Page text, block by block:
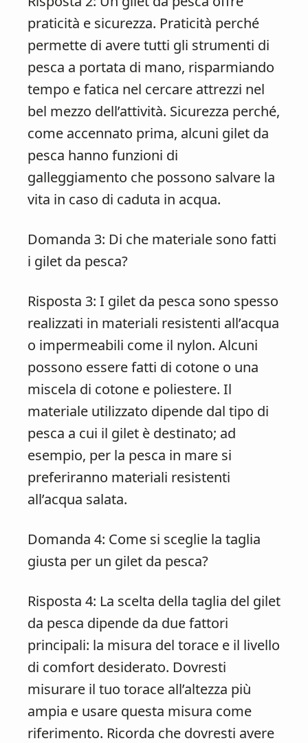
praticità e sicurezza. Praticità perché
permette di avere tutti gli strumenti di
pesca a portata di mano, risparmiando
tempo e fatica nel cercare attrezzi nel
bel mezzo dell’attività. Sicurezza perché,
come accennato prima, alcuni gilet da
pesca hanno funzioni di
galleggiamento che possono salvare la
vita in caso di caduta in acqua.
Domanda 3: Di che materiale sono fatti
i gilet da pesca?
Risposta 3: I gilet da pesca sono spesso
realizzati in materiali resistenti all’acqua
o impermeabili come il nylon. Alcuni
possono essere fatti di cotone o una
miscela di cotone e poliestere. Il
materiale utilizzato dipende dal tipo di
pesca a cui il gilet è destinato; ad
esempio, per la pesca in mare si
preferiranno materiali resistenti
all’acqua salata.
Domanda 4: Come si sceglie la taglia
giusta per un gilet da pesca?
Risposta 4: La scelta della taglia del gilet
da pesca dipende da due fattori
principali: la misura del torace e il livello
di comfort desiderato. Dovresti
misurare il tuo torace all’altezza più
ampia e usare questa misura come
riferimento. Ricorda che dovresti avere